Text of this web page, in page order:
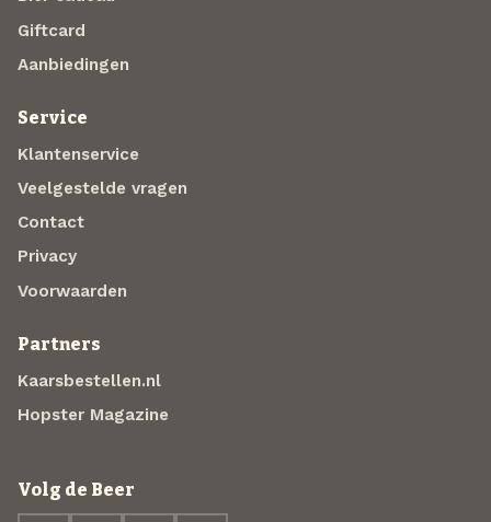
Giftcard
Aanbiedingen
Service
Klantenservice
Veelgestelde vragen
Contact
Privacy
Voorwaarden
Partners
Kaarsbestellen.nl
Hopster Magazine
Volg de Beer